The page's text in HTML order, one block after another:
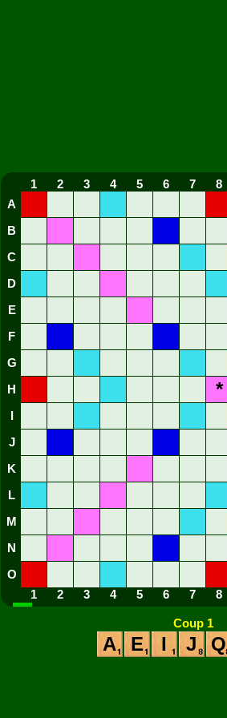
1 2 3 4 5 6 7 8
A
B
C
D
E
F
G
H *
J
K
L
M
N
O
1
2 3 4 5 6 7 8
Coup 1
A E I J Q